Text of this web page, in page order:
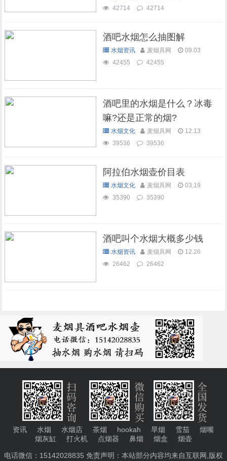
42714
42714
酒吧水烟怎么抽图解
水烟资讯 麦烟具网
09.03
42455
42455
酒吧里的水烟是什么？冰毒
嘛?还是正常的烟?
水烟文化 麦烟具网
12.13
39536
39536
阿拉伯水烟壶价目表
水烟文化 麦烟具网
03.19
35390
35390
酒吧叫个水烟大概多少钱
水烟资讯 麦烟具网
12.26
26462
26462
资讯 水烟 水烟店 茶烟 hookah 旱烟 雪茄
烟嘴
烟灰缸
打火机 点烟器 鼻烟 烟盒 烟壶
电话微信：15142028835 免责声明：本站部分内容均来自互联网,版权